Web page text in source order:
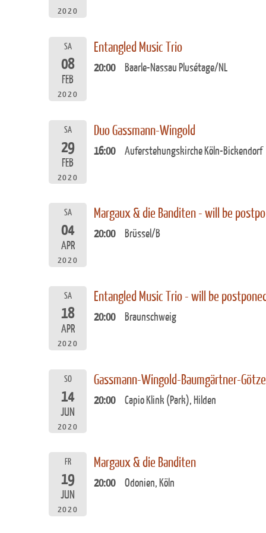
2020
SA
08
FEB
2020
Entangled Music Trio
20:00 Baarle-Nassau Plusétage/NL
SA
29
FEB
2020
Duo Gassmann-Wingold
16:00 Auferstehungskirche Köln-Bickendorf
SA
04
APR
2020
Margaux & die Banditen - will be
20:00 Brüssel/B
SA
18
APR
2020
Entangled Music Trio - will be
20:00 Braunschweig
SO
14
JUN
2020
Gassmann-Wingold-Baumgärtner-
20:00 Capio Klink (Park), Hilden
FR
19
JUN
2020
Margaux & die Banditen
20:00 Odonien, Köln